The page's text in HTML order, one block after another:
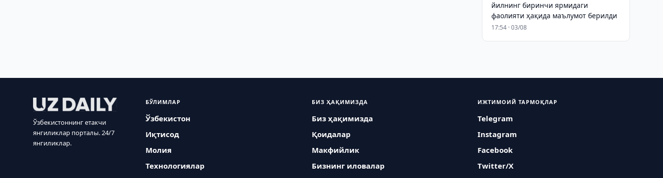
йилнинг биринчи ярмидаги
фаолияти ҳақида маълумот берилди
17:54 · 03/08
Ўзбекистоннинг етакчи
янгиликлар порталы. 24/7
янгиликлар.
БЎЛИМЛАР
Ўзбекистон
Иқтисод
Молия
Технологиялар
БИЗ ҲАҚИМИЗДА
Биз ҳақимизда
Қоидалар
Макфийлик
Бизнинг иловалар
ИЖТИМОИЙ ТАРМОҚЛАР
Telegram
Instagram
Facebook
Twitter/X